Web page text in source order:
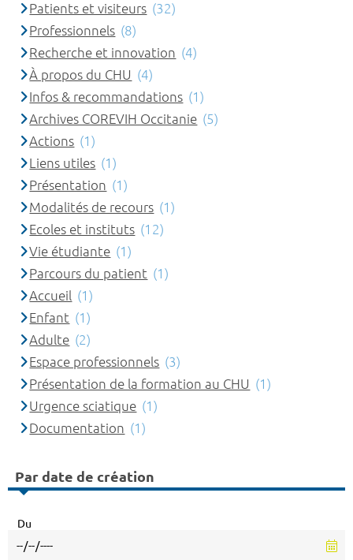
Patients et visiteurs (32)
Professionnels (8)
Recherche et innovation (4)
À propos du CHU (4)
Infos & recommandations (1)
Archives COREVIH Occitanie (5)
Actions (1)
Liens utiles (1)
Présentation (1)
Modalités de recours (1)
Ecoles et instituts (12)
Vie étudiante (1)
Parcours du patient (1)
Accueil (1)
Enfant (1)
Adulte (2)
Espace professionnels (3)
Présentation de la formation au CHU (1)
Urgence sciatique (1)
Documentation (1)
Par date de création
Du